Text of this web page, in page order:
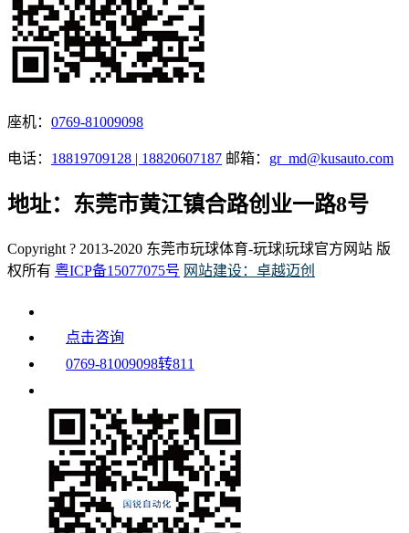
座机： 0769-81009098
电话： 18819709128 | 18820607187 邮箱： gr_md@kusauto.com
地址：东莞市黄江镇合路创业一路8号
Copyright ? 2013-2020 东莞市玩球体育-玩球|玩球官方网站 版
权所有 粤ICP备15077075号 网站建设：卓越迈创
点击咨询
0769-81009098转811